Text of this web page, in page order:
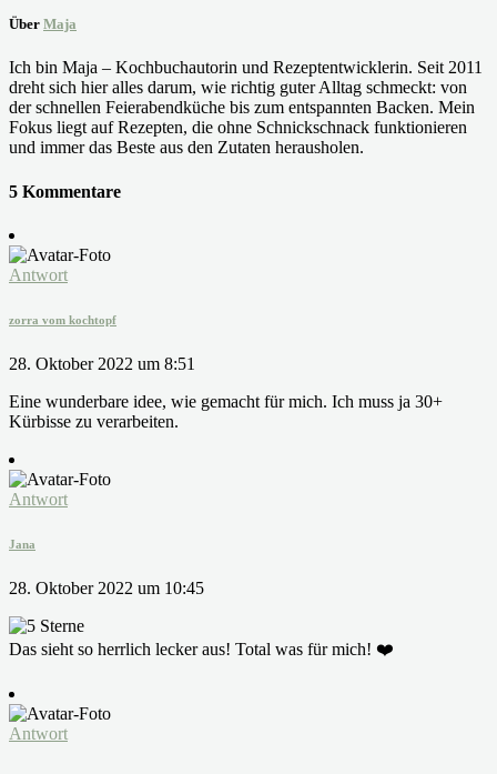
Über Maja
Ich bin Maja – Kochbuchautorin und Rezeptentwicklerin. Seit 2011
dreht sich hier alles darum, wie richtig guter Alltag schmeckt: von
der schnellen Feierabendküche bis zum entspannten Backen. Mein
Fokus liegt auf Rezepten, die ohne Schnickschnack funktionieren
und immer das Beste aus den Zutaten herausholen.
5 Kommentare
Antwort
zorra vom kochtopf
28. Oktober 2022 um 8:51
Eine wunderbare idee, wie gemacht für mich. Ich muss ja 30+
Kürbisse zu verarbeiten.
Antwort
Jana
28. Oktober 2022 um 10:45
Das sieht so herrlich lecker aus! Total was für mich! ❤️
Antwort